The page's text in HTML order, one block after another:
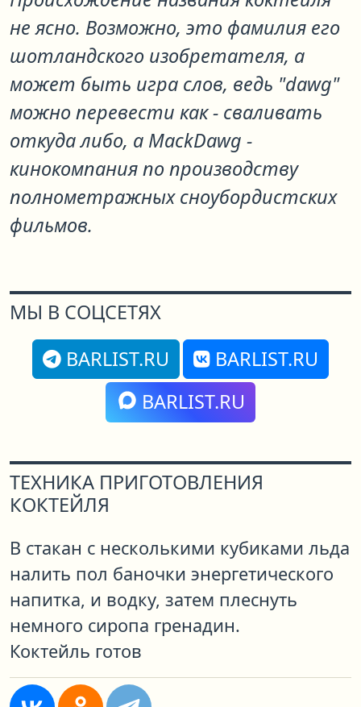
не ясно. Возможно, это фамилия его
шотландского изобретателя, а
может быть игра слов, ведь "dawg"
можно перевести как - сваливать
откуда либо, а MackDawg -
кинокомпания по производству
полнометражных сноубордистских
фильмов.
МЫ В СОЦСЕТЯХ
BARLIST.RU
BARLIST.RU
BARLIST.RU
ТЕХНИКА ПРИГОТОВЛЕНИЯ
КОКТЕЙЛЯ
В стакан с несколькими кубиками льда
налить пол баночки энергетического
напитка, и водку, затем плеснуть
немного сиропа гренадин.
Коктейль готов